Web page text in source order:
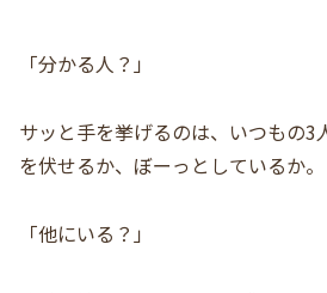
「分かる人？」
サッと手を挙げるのは、いつもの3
を伏せるか、ぼーっとしているか。
「他にいる？」